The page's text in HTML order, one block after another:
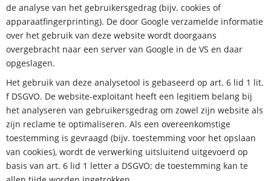
de analyse van het gebruikersgedrag (bijv. cookies of
apparaatfingerprinting). De door Google verzamelde informatie
over het gebruik van deze website wordt doorgaans
overgebracht naar een server van Google in de VS en daar
opgeslagen.
Het gebruik van deze analysetool is gebaseerd op art. 6 lid 1 lit.
f DSGVO. De website-exploitant heeft een legitiem belang bij
het analyseren van gebruikersgedrag om zowel zijn website als
zijn reclame te optimaliseren. Als een overeenkomstige
toestemming is gevraagd (bijv. toestemming voor het opslaan
van cookies), wordt de verwerking uitsluitend uitgevoerd op
basis van art. 6 lid 1 letter a DSGVO; de toestemming kan te